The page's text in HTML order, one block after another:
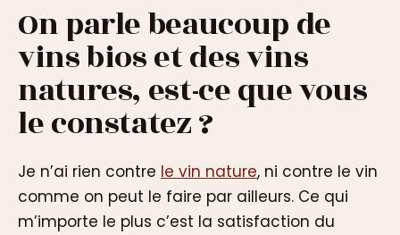
On parle beaucoup de
vins bios et des vins
natures, est-ce que vous
le constatez ?
Je n’ai rien contre le vin nature, ni contre le vin
comme on peut le faire par ailleurs. Ce qui
m’importe le plus c’est la satisfaction du